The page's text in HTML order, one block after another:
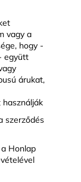
vagy a
hogy -
együtt
árukat,
szerződés
Honlap